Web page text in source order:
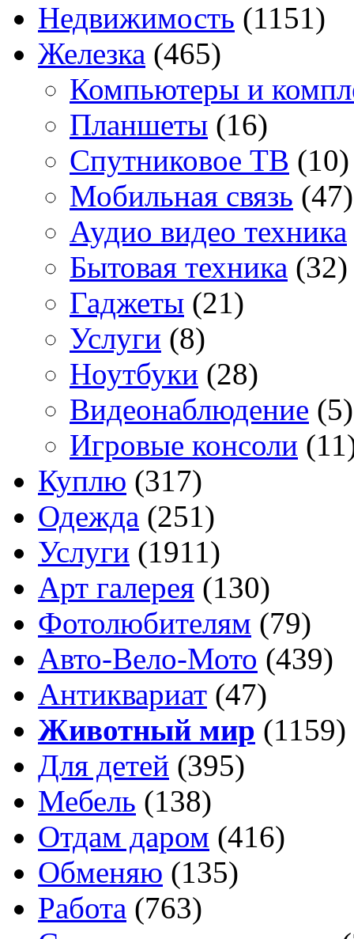
Недвижимость (1151)
Железка (465)
Компьютеры и
Планшеты (16)
Спутниковое ТВ (10)
Мобильная связь (47)
Аудио видео техника
Бытовая техника (32)
Гаджеты (21)
Услуги (8)
Ноутбуки (28)
Видеонаблюдение (5)
Игровые консоли
Куплю (317)
Одежда (251)
Услуги (1911)
Арт галерея (130)
Фотолюбителям (79)
Авто-Вело-Мото (439)
Антиквариат (47)
Животный мир (1159)
Для детей (395)
Мебель (138)
Отдам даром (416)
Обменяю (135)
Работа (763)